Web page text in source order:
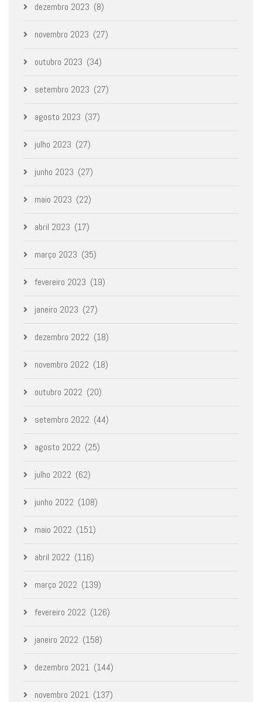
dezembro 2023 (8)
novembro 2023 (27)
outubro 2023 (34)
setembro 2023 (27)
agosto 2023 (37)
julho 2023 (27)
junho 2023 (27)
maio 2023 (22)
abril 2023 (17)
março 2023 (35)
fevereiro 2023 (19)
janeiro 2023 (27)
dezembro 2022 (18)
novembro 2022 (18)
outubro 2022 (20)
setembro 2022 (44)
agosto 2022 (25)
julho 2022 (62)
junho 2022 (108)
maio 2022 (151)
abril 2022 (116)
março 2022 (139)
fevereiro 2022 (126)
janeiro 2022 (158)
dezembro 2021 (144)
novembro 2021 (137)